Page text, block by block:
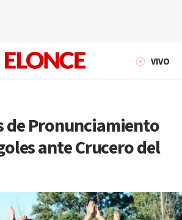
VIVO
de Pronunciamiento
ante Crucero del